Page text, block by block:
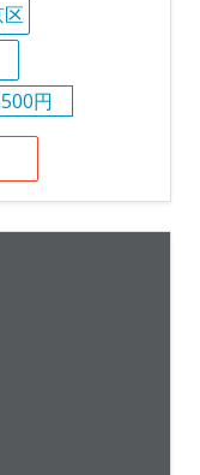
円